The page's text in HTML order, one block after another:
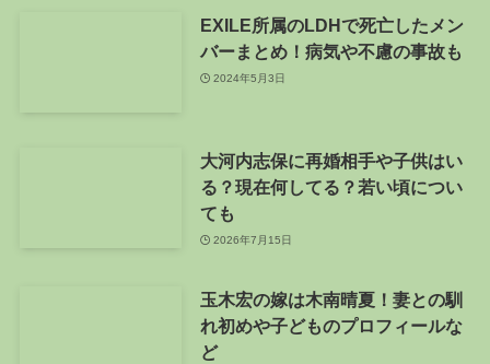
EXILE所属のLDHで死亡したメン
バーまとめ！病気や不慮の事故も
2024年5月3日
大河内志保に再婚相手や子供はい
る？現在何してる？若い頃につい
ても
2026年7月15日
玉木宏の嫁は木南晴夏！妻との馴
れ初めや子どものプロフィールな
ど